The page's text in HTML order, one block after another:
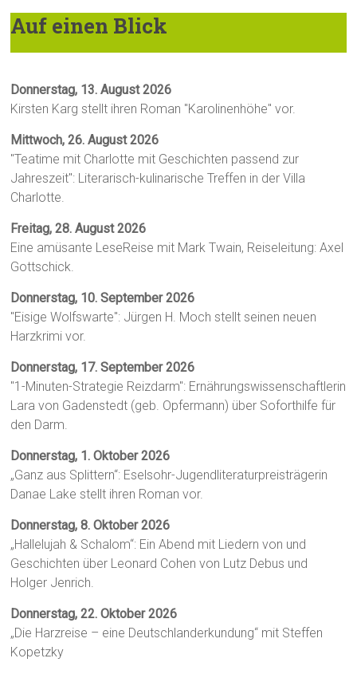
Auf einen Blick
Donnerstag, 13. August 2026
Kirsten Karg stellt ihren Roman "Karolinenhöhe" vor.
Mittwoch, 26. August 2026
"Teatime mit Charlotte mit Geschichten passend zur
Jahreszeit": Literarisch-kulinarische Treffen in der Villa
Charlotte.
Freitag, 28. August 2026
Eine amüsante LeseReise mit Mark Twain, Reiseleitung: Axel
Gottschick.
Donnerstag, 10. September 2026
"Eisige Wolfswarte": Jürgen H. Moch stellt seinen neuen
Harzkrimi vor.
Donnerstag, 17. September 2026
"1-Minuten-Strategie Reizdarm": Ernährungswissenschaftlerin
Lara von Gadenstedt (geb. Opfermann) über Soforthilfe für
den Darm.
Donnerstag, 1. Oktober 2026
„Ganz aus Splittern“: Eselsohr-Jugendliteraturpreisträgerin
Danae Lake stellt ihren Roman vor.
Donnerstag, 8. Oktober 2026
„Hallelujah & Schalom“: Ein Abend mit Liedern von und
Geschichten über Leonard Cohen von Lutz Debus und
Holger Jenrich.
Donnerstag, 22. Oktober 2026
„Die Harzreise – eine Deutschlanderkundung“ mit Steffen
Kopetzky